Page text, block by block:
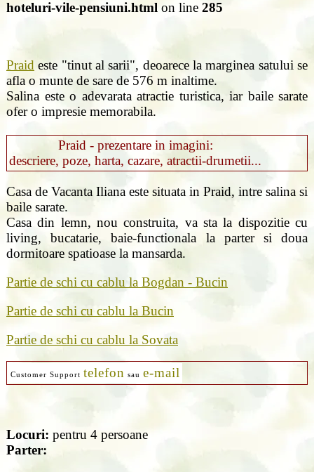
hoteluri-vile-pensiuni.html on line 285
Praid este "tinut al sarii", deoarece la marginea satului se
afla o munte de sare de 576 m inaltime.
Salina este o adevarata atractie turistica, iar baile sarate
ofer o impresie memorabila.
Praid - prezentare in imagini:
descriere, poze, harta, cazare, atractii-drumetii...
Casa de Vacanta Iliana este situata in Praid, intre salina si
baile sarate.
Casa din lemn, nou construita, va sta la dispozitie cu
living, bucatarie, baie-functionala la parter si doua
dormitoare spatioase la mansarda.
Partie de schi cu cablu la Bogdan - Bucin
Partie de schi cu cablu la Bucin
Partie de schi cu cablu la Sovata
Customer Support telefon sau e-mail
Locuri: pentru 4 persoane
Parter: